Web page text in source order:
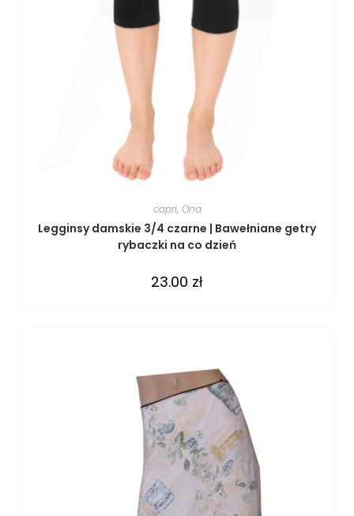
capri, Ona
Legginsy damskie 3/4 czarne | Bawełniane getry
rybaczki na co dzień
23.00 zł